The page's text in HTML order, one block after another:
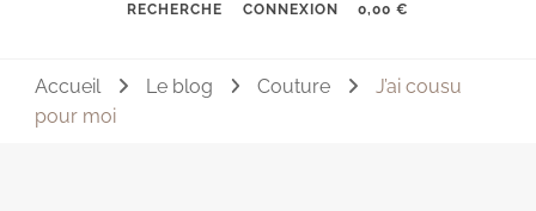
RECHERCHE CONNEXION 0,00 €
Accueil Le blog Couture
J’ai cousu
pour moi